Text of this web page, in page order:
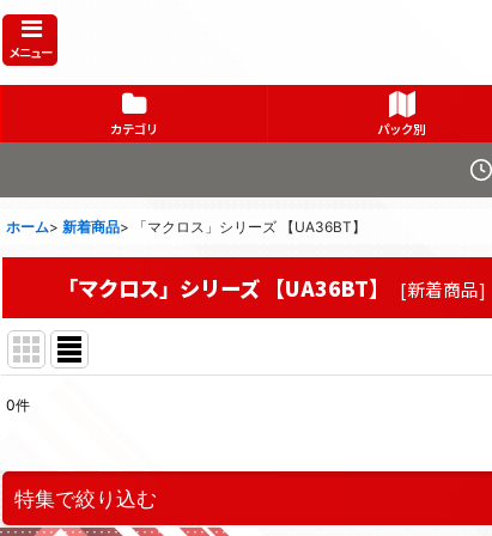
メニュー
カテゴリ パック別
ホーム> 新着商品> 「マクロス」シリーズ 【UA36BT】
「マクロス」シリーズ 【UA36BT】 [新着商品]
在庫あり
並び順:
0件
特集で絞り込む